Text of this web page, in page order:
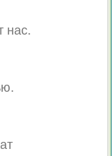
нас.